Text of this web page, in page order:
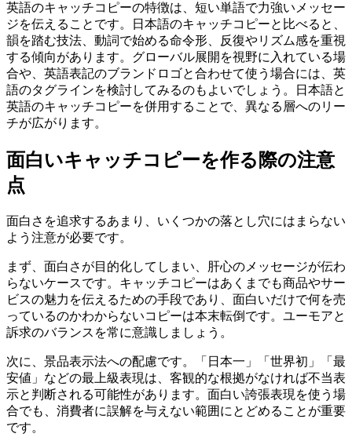
英語のキャッチコピーの特徴は、短い単語で力強いメッセー
ジを伝えることです。日本語のキャッチコピーと比べると、
韻を踏む技法、動詞で始める命令形、反復やリズム感を重視
する傾向があります。グローバル展開を視野に入れている場
合や、英語表記のブランドロゴと合わせて使う場合には、英
語のタグラインを検討してみるのもよいでしょう。日本語と
英語のキャッチコピーを併用することで、異なる層へのリー
チが広がります。
面白いキャッチコピーを作る際の注意
点
面白さを追求するあまり、いくつかの落とし穴にはまらない
よう注意が必要です。
まず、面白さが目的化してしまい、肝心のメッセージが伝わ
らないケースです。キャッチコピーはあくまでも商品やサー
ビスの魅力を伝えるための手段であり、面白いだけで何を売
っているのかわからないコピーは本末転倒です。ユーモアと
訴求のバランスを常に意識しましょう。
次に、景品表示法への配慮です。「日本一」「世界初」「最
安値」などの最上級表現は、客観的な根拠がなければ不当表
示と判断される可能性があります。面白い誇張表現を使う場
合でも、消費者に誤解を与えない範囲にとどめることが重要
です。